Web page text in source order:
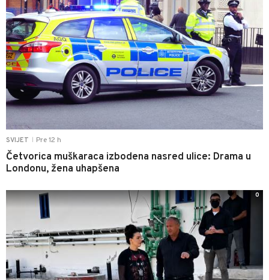
SVIJET Pre 12 h
Četvorica muškaraca izbodena nasred ulice: Drama u
Londonu, žena uhapšena
0